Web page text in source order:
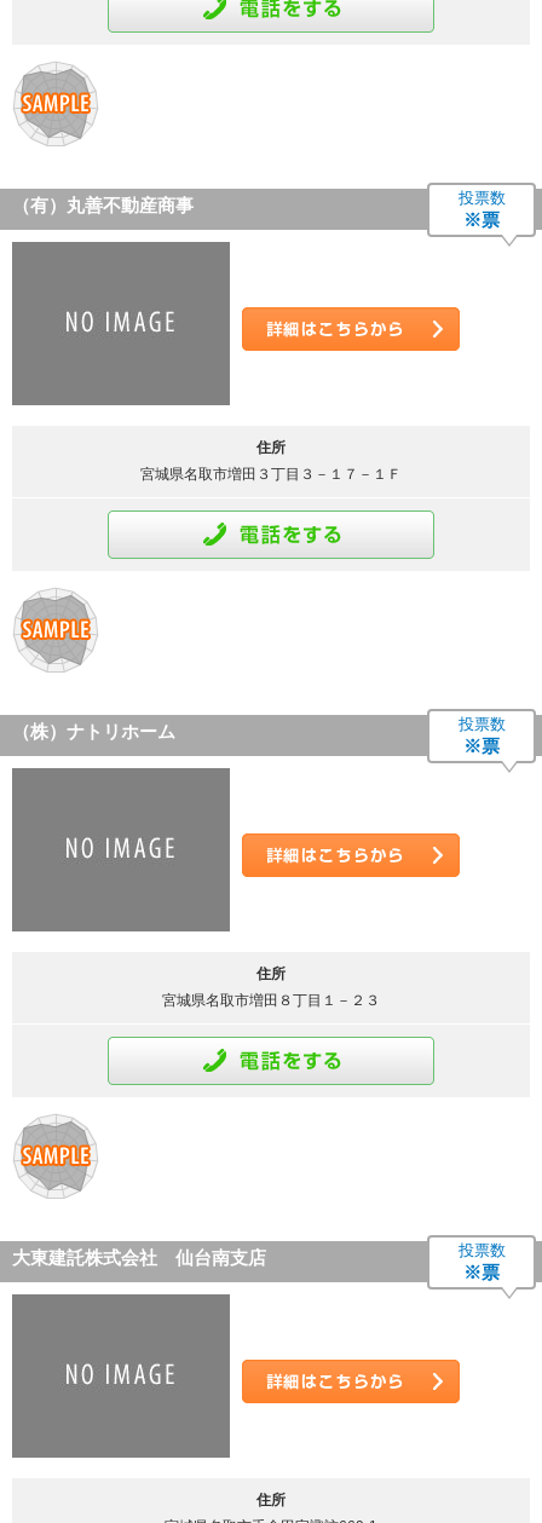
（有）丸善不動産商事 投票数
※票
住所
宮城県名取市増田３丁目３－１７－１Ｆ
（株）ナトリホーム 投票数
※票
住所
宮城県名取市増田８丁目１－２３
大東建託株式会社 仙台南支店 投票数
※票
住所